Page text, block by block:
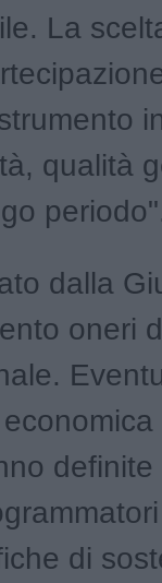
La
qualità
dalla
oneri
definite
di